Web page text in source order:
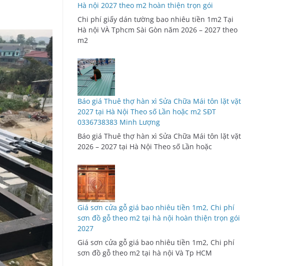
Hà nội 2027 theo m2 hoàn thiện trọn gói
Chi phí giấy dán tường bao nhiêu tiền 1m2 Tại
Hà nội VÀ Tphcm Sài Gòn năm 2026 – 2027 theo
m2
Báo giá Thuê thợ hàn xì Sửa Chữa Mái tôn lặt vặt
2027 tại Hà Nội Theo số Lần hoặc m2 SĐT
0336738383 Minh Lượng
Báo giá Thuê thợ hàn xì Sửa Chữa Mái tôn lặt vặt
2026 – 2027 tại Hà Nội Theo số Lần hoặc
Giá sơn cửa gỗ giá bao nhiêu tiền 1m2, Chi phí
sơn đồ gỗ theo m2 tại hà nội hoàn thiện trọn gói
2027
Giá sơn cửa gỗ giá bao nhiêu tiền 1m2, Chi phí
sơn đồ gỗ theo m2 tại hà nội Và Tp HCM